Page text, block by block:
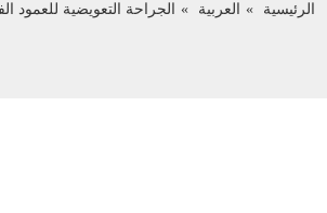
الرئيسية العربية الجراحة التعويضية للعمود